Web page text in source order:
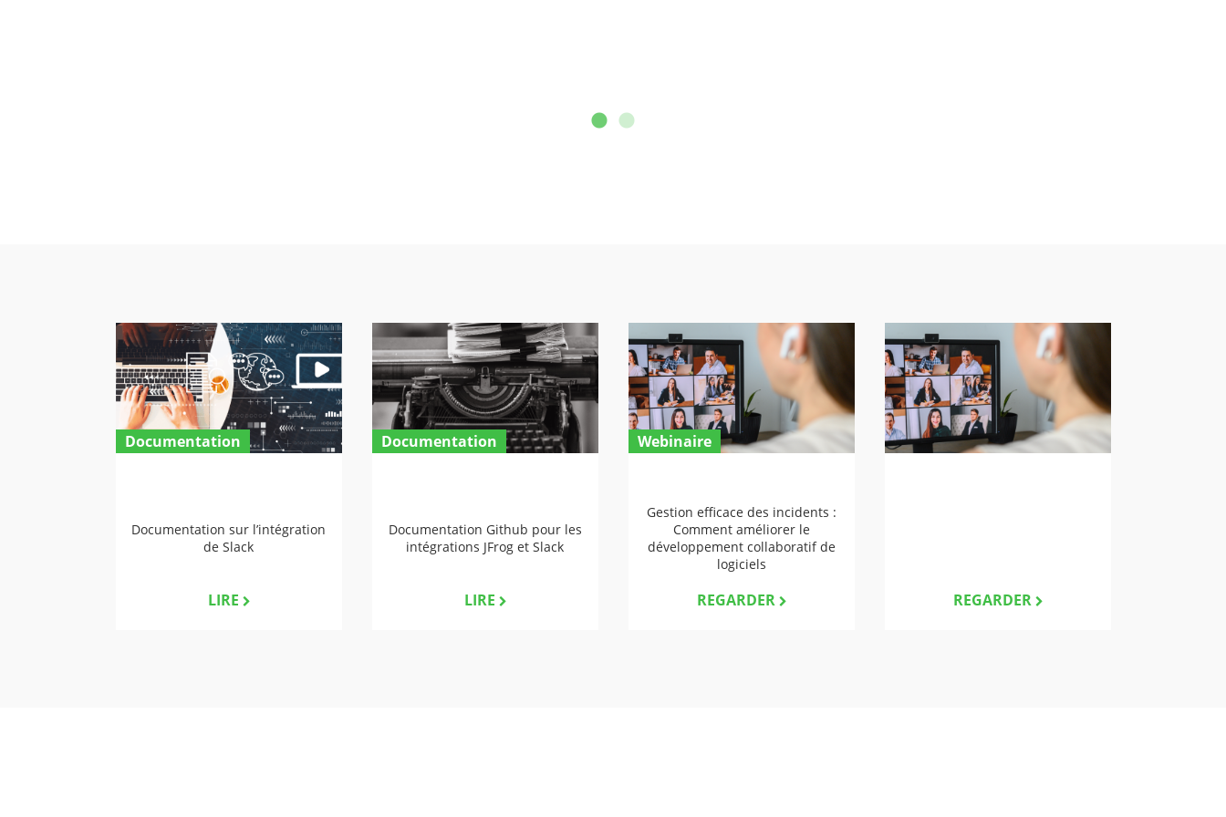
Documentation
Documentation sur l’intégration
de Slack
LIRE
Documentation
Documentation Github pour les
intégrations JFrog et Slack
LIRE
Webinaire
Gestion efficace des incidents :
Comment améliorer le
développement collaboratif de
logiciels
REGARDER REGARDER